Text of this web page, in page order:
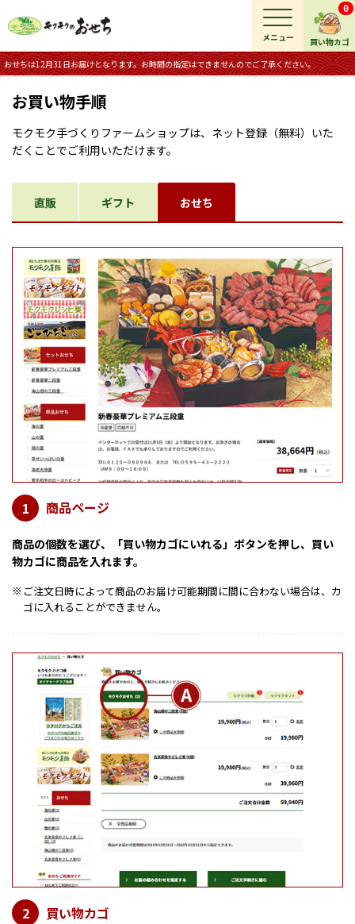
買い物カゴ
0
おせちは12月31日お届けとなります。お時間の指定はできませんのでご了承ください。
メニュー
お買い物手順
モクモク手づくりファームショップは、ネット登録（無料）いた
だくことでご利用いただけます。
直販 ギフト おせち
1 商品ページ
商品の個数を選び、「買い物カゴにいれる」ボタンを押し、買い
物カゴに商品を入れます。
※ ご注文日時によって商品のお届け可能期間に間に合わない場合は、カ
ゴに入れることができません。
2 買い物カゴ